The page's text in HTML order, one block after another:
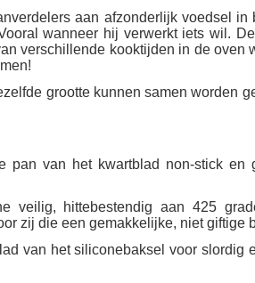
aan afzonderlijk voedsel
wanneer hij verwerkt iets wil.
verschillende kooktijden in de
grootte kunnen samen worden
pan van het kwartblad non-stick
veilig, hittebestendig aan 425
zij die een gemakkelijke, niet giftige
van het siliconebaksel voor